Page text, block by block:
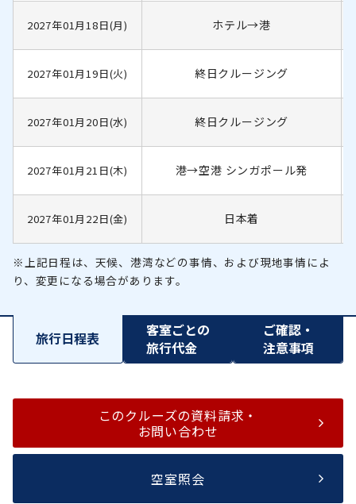
2027年01月18日(月) ホテル→港
2027年01月19日(火) 終日クルージング
2027年01月20日(水) 終日クルージング
2027年01月21日(木) 港→空港 シンガポール発
2027年01月22日(金) 日本着
※上記日程は、天候、港湾などの事情、および現地事情によ
り、変更になる場合があります。
旅行日程表
客室ごとの
旅行代金
ご確認・
注意事項
このクルーズの資料請求・
お問い合わせ
空室照会